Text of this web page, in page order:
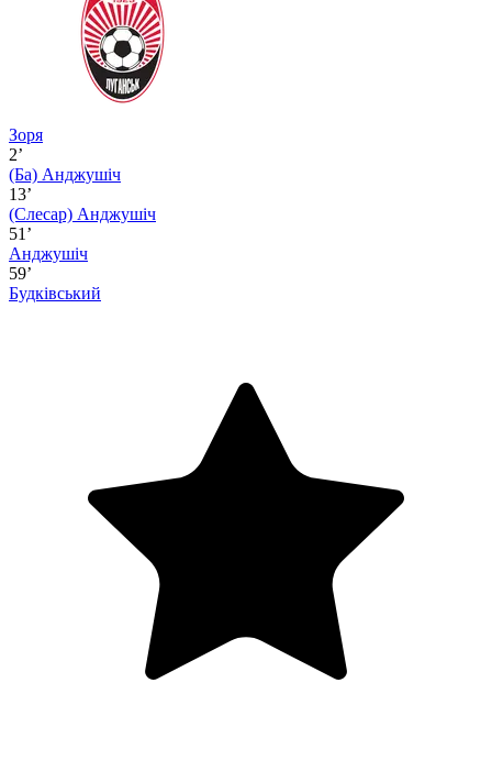
Зоря
2’
(Ба) Анджушіч
13’
(Слесар) Анджушіч
51’
Анджушіч
59’
Будківський